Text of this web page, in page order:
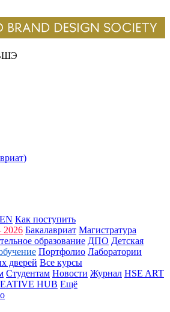
EN Как поступить
2026 Бакалавриат Магистратура
образование ДПО Детская
Портфолио Лаборатории
дверей Все курсы
Студентам Новости Журнал HSE ART
HUB Ещё